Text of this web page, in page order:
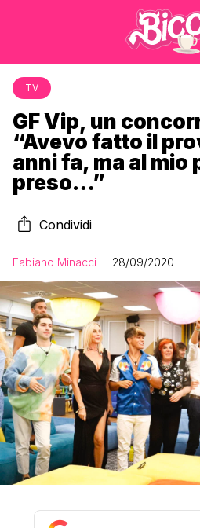
TV
GF Vip, un
“Avevo fatto il
anni fa, ma al mio
preso…”
Condividi
Fabiano Minacci 28/09/2020